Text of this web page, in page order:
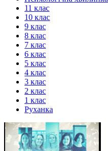
11 клас
10 клас
9 клас
8 клас
7 клас
6 клас
5 клас
4 клас
3 клас
2 клас
1 клас
Руханка